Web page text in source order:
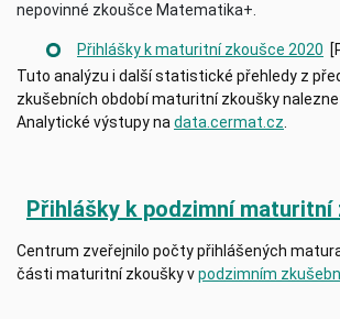
nepovinné zkoušce Matematika+.
Přihlášky k maturitní zkoušce 2020
Tuto analýzu i další statistické přehledy z
zkušebních období maturitní zkoušky
Analytické výstupy nadata.cermat.cz.
Přihlášky k podzimní maturitní
Centrum zveřejnilo počty přihlášených
části maturitní zkoušky vpodzimním